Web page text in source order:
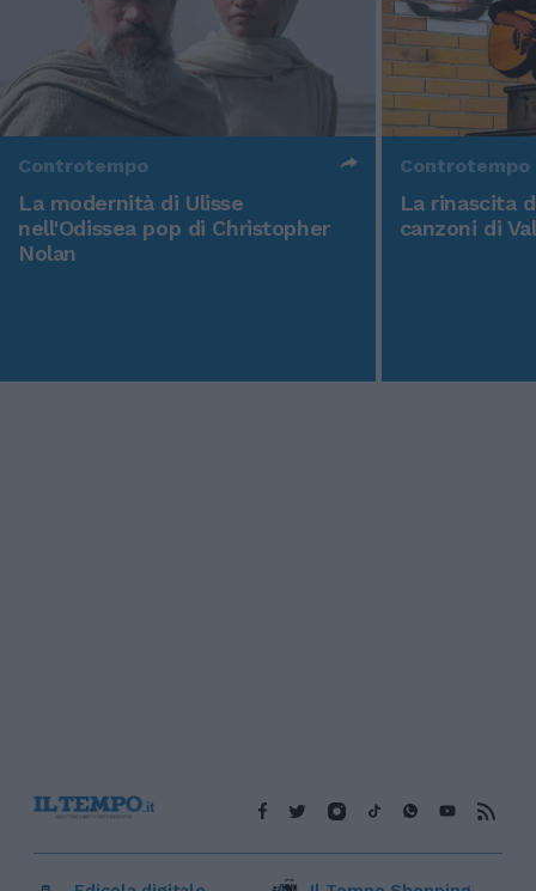
Controtempo
La modernità di Ulisse
nell'Odissea pop di Christopher
Nolan
Controtempo
La rinascita
canzoni di